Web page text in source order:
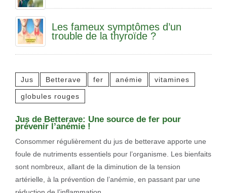
Les fameux symptômes d’un
trouble de la thyroïde ?
Jus Betterave fer anémie vitamines
globules rouges
Jus de Betterave: Une source de fer pour
prévenir l’anémie !
Consommer régulièrement du jus de betterave apporte une
foule de nutriments essentiels pour l’organisme. Les bienfaits
sont nombreux, allant de la diminution de la tension
artérielle, à la prévention de l’anémie, en passant par une